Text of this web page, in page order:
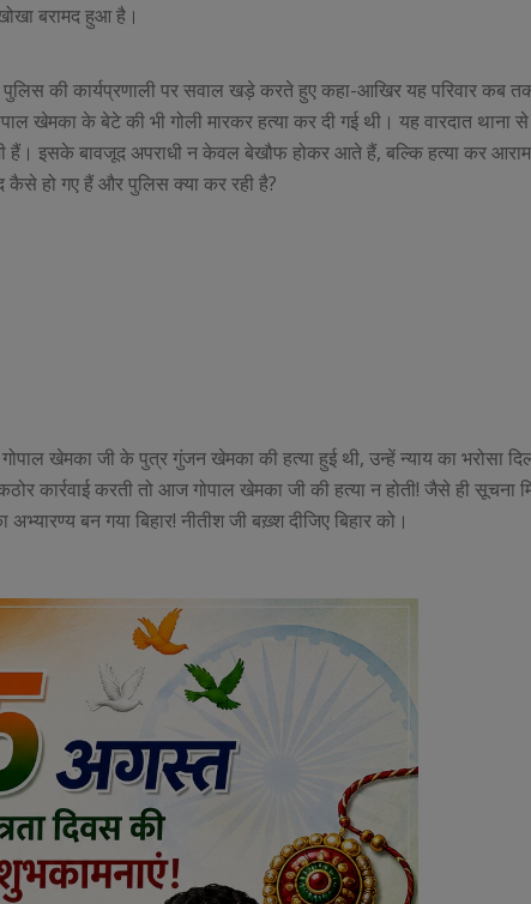
बरामद हुआ है।
पुलिस की कार्यप्रणाली पर सवाल खड़े करते हुए कहा-आखिर यह परिवार कब
खेमका के बेटे की भी गोली मारकर हत्या कर दी गई थी। यह वारदात थाना
हैं। इसके बावजूद अपराधी न केवल बेखौफ होकर आते हैं, बल्कि हत्या कर
कैसे हो गए हैं और पुलिस क्या कर रही है?
खेमका जी के पुत्र गुंजन खेमका की हत्या हुई थी, उन्हें न्याय का भरोसा
कार्रवाई करती तो आज गोपाल खेमका जी की हत्या न होती! जैसे ही सूचना
बन गया बिहार! नीतीश जी बख़्श दीजिए बिहार को।